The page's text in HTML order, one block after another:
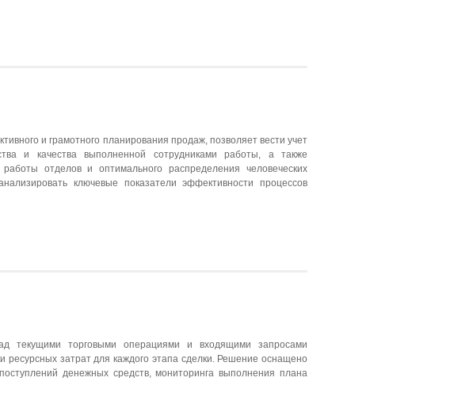
и грамотного планирования продаж, позволяет вести учет
и качества выполненной сотрудниками работы, а также
отделов и оптимального распределения человеческих
ключевые показатели эффективности процессов
текущими торговыми операциями и входящими запросами
ресурсных затрат для каждого этапа сделки. Решение оснащено
денежных средств, мониторинга выполнения плана